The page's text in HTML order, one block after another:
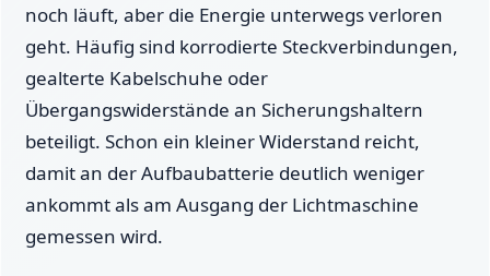
noch läuft, aber die Energie unterwegs verloren
geht. Häufig sind korrodierte Steckverbindungen,
gealterte Kabelschuhe oder
Übergangswiderstände an Sicherungshaltern
beteiligt. Schon ein kleiner Widerstand reicht,
damit an der Aufbaubatterie deutlich weniger
ankommt als am Ausgang der Lichtmaschine
gemessen wird.